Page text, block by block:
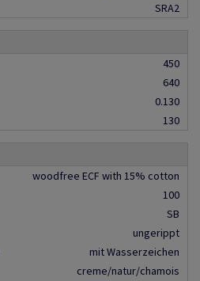
SRA2
450
640
0.130
130
woodfree ECF with 15% cotton
100
SB
ungerippt
mit Wasserzeichen
creme/natur/chamois